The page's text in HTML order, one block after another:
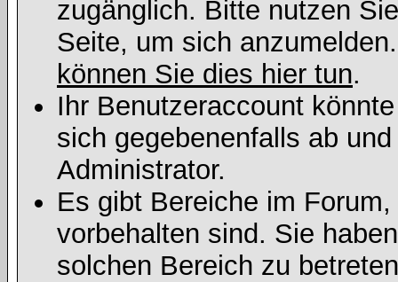
zugänglich. Bitte nutzen
Seite, um sich
können Sie dies hier tun.
Ihr Benutzeraccount
sich gegebenenfalls ab
Administrator.
Es gibt Bereiche im
vorbehalten sind. Sie
solchen Bereich zu